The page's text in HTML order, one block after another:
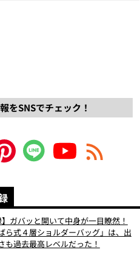
をSNSでチェック！
】ガバッと開いて中身が一目瞭然！
ら式４層ショルダーバッグ」は、出
も過去最高レベルだった！